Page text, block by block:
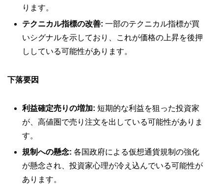
ります。
テクニカル指標の改善: 一部のテクニカル指標が買
いシグナルを示しており、これが価格の上昇を後押
ししている可能性があります。
下落要因
利益確定売りの増加: 短期的な利益を狙った投資家
が、高値圏で売り注文を出している可能性がありま
す。
規制への懸念: 各国政府による仮想通貨規制の強化
が懸念され、投資家心理が冷え込んでいる可能性が
あります。